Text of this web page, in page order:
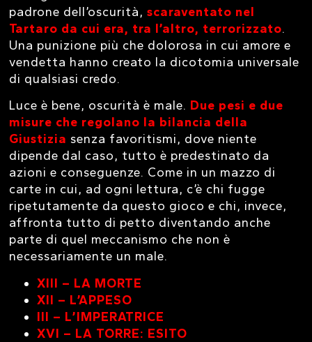
padrone dell’oscurità,scaraventato nel
Tartaro da cui era, tra l’altro, terrorizzato.
Una punizione più che dolorosa in cui amore e
vendetta hanno creato la dicotomia universale
di qualsiasi credo.
Luce è bene, oscurità è male. Due pesi e due
misure che regolano la bilancia della
Giustizia senza favoritismi, dove niente
dipende dal caso, tutto è predestinato da
azioni e conseguenze. Come in un mazzo di
carte in cui, ad ogni lettura, c’è chi fugge
ripetutamente da questo gioco e chi, invece,
affronta tutto di petto diventando anche
parte di quel meccanismo che non è
necessariamente un male.
XIII – LA MORTE
XII – L’APPESO
III – L’IMPERATRICE
XVI – LA TORRE: ESITO